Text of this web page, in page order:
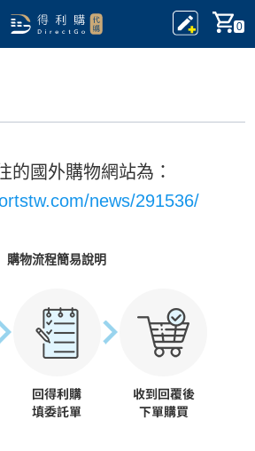
0
的國外購物網站為：
news/291536/
購物流程簡易說明